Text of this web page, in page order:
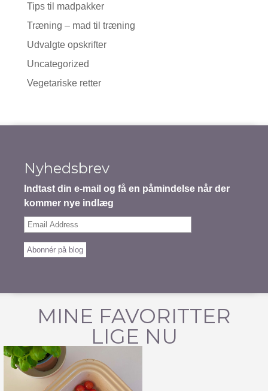
Tips til madpakker
Træning – mad til træning
Udvalgte opskrifter
Uncategorized
Vegetariske retter
Nyhedsbrev
Indtast din e-mail og få en påmindelse når der
kommer nye indlæg
Email
Abonnér på blog
MINE FAVORITTER
LIGE NU